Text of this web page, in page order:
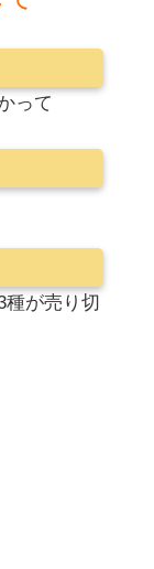
って
が売り切